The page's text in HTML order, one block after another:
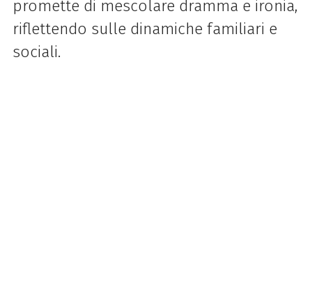
promette di mescolare dramma e ironia,
riflettendo sulle dinamiche familiari e
sociali.